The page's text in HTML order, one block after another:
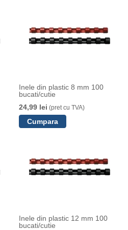
Inele din plastic 8 mm 100
bucati/cutie
24,99 lei (pret cu TVA)
Inele din plastic 12 mm 100
bucati/cutie